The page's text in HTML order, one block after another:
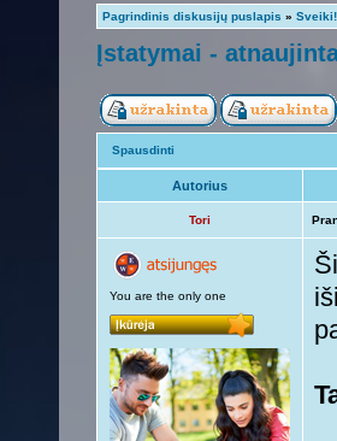
Pagrindinis diskusijų puslapis » Sveiki!
Įstatymai -
Spausdinti
Autorius
Tori
You are the only one